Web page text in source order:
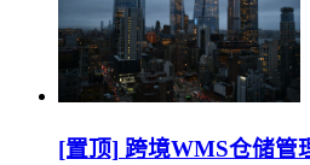
[置顶] 跨境WMS仓储管